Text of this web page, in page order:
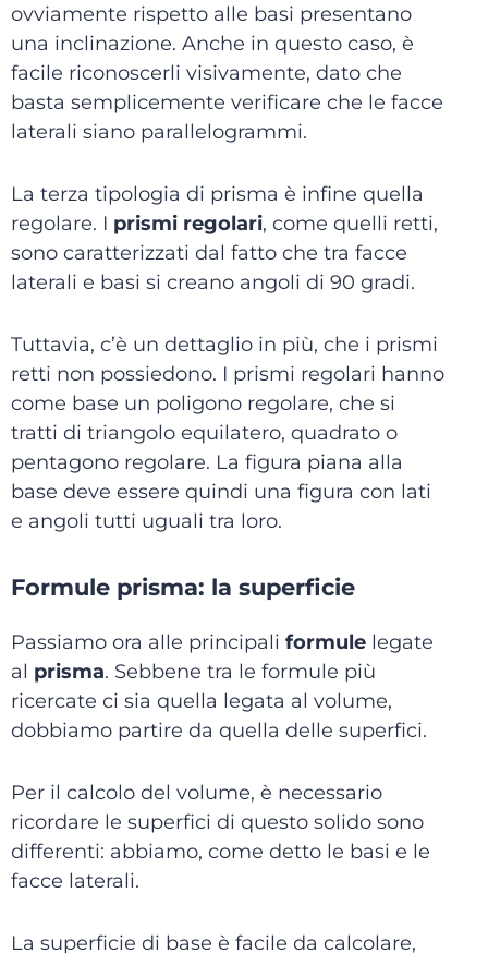
ovviamente rispetto alle basi presentano
una inclinazione. Anche in questo caso, è
facile riconoscerli visivamente, dato che
basta semplicemente verificare che le facce
laterali siano parallelogrammi.
La terza tipologia di prisma è infine quella
regolare. I prismi regolari, come quelli retti,
sono caratterizzati dal fatto che tra facce
laterali e basi si creano angoli di 90 gradi.
Tuttavia, c’è un dettaglio in più, che i prismi
retti non possiedono. I prismi regolari hanno
come base un poligono regolare, che si
tratti di triangolo equilatero, quadrato o
pentagono regolare. La figura piana alla
base deve essere quindi una figura con lati
e angoli tutti uguali tra loro.
Formule prisma: la superficie
Passiamo ora alle principali formule legate
al prisma. Sebbene tra le formule più
ricercate ci sia quella legata al volume,
dobbiamo partire da quella delle superfici.
Per il calcolo del volume, è necessario
ricordare le superfici di questo solido sono
differenti: abbiamo, come detto le basi e le
facce laterali.
La superficie di base è facile da calcolare,